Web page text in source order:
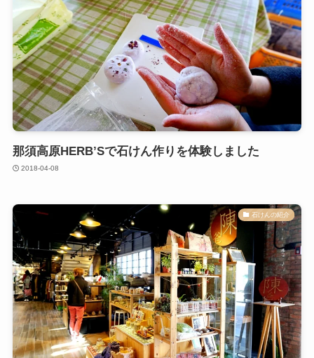
那須高原HERB’Sで石けん作りを体験しました
2018-04-08
石けんの紹介